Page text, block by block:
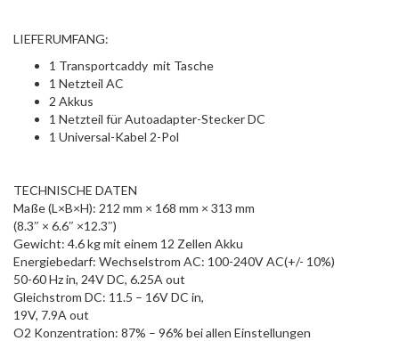
LIEFERUMFANG:
1 Transportcaddy mit Tasche
1 Netzteil AC
2 Akkus
1 Netzteil für Autoadapter-Stecker DC
1 Universal-Kabel 2-Pol
TECHNISCHE DATEN
Maße (L×B×H): 212 mm × 168 mm × 313 mm
(8.3″ × 6.6″ ×12.3″)
Gewicht: 4.6 kg mit einem 12 Zellen Akku
Energiebedarf: Wechselstrom AC: 100-240V AC(+/- 10%)
50-60 Hz in, 24V DC, 6.25A out
Gleichstrom DC: 11.5 – 16V DC in,
19V, 7.9A out
O2 Konzentration: 87% – 96% bei allen Einstellungen